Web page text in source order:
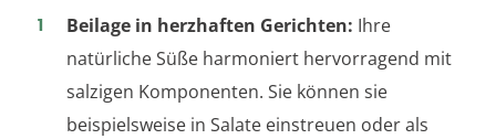
Beilage in herzhaften Gerichten: Ihre
natürliche Süße harmoniert hervorragend mit
salzigen Komponenten. Sie können sie
beispielsweise in Salate einstreuen oder als